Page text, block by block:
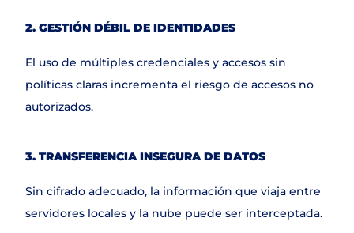
2. GESTIÓN DÉBIL DE IDENTIDADES
El uso de múltiples credenciales y accesos sin
políticas claras incrementa el riesgo de accesos no
autorizados.
3. TRANSFERENCIA INSEGURA DE DATOS
Sin cifrado adecuado, la información que viaja entre
servidores locales y la nube puede ser interceptada.